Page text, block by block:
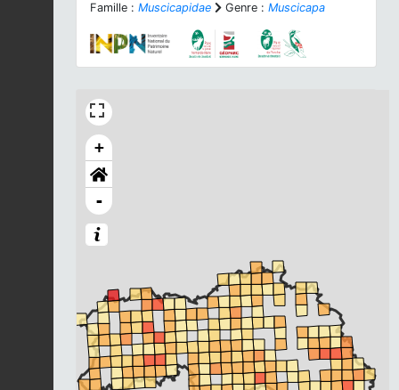
Famille : Muscicapidae Genre : Muscicapa
+
-